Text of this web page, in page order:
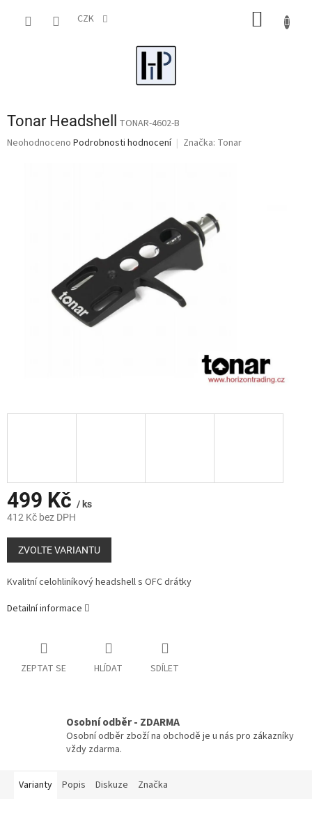
CZK
Tonar Headshell
TONAR-4602-B
Průměrné
Neohodnoceno Podrobnosti hodnocení Značka: Tonar
499 Kč / ks
412 Kč bez DPH
Měrná
cena:
ZVOLTE VARIANTU
Kvalitní celohliníkový headshell s OFC drátky
Detailní informace
ZEPTAT SE HLÍDAT SDÍLET
Osobní odběr - ZDARMA
Osobní odběr zboží na obchodě je u nás pro zákazníky
vždy zdarma.
Varianty Popis Diskuze Značka